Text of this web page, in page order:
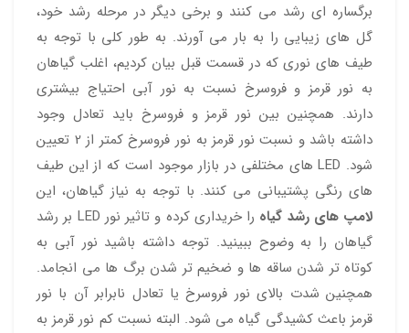
برگساره ای رشد می کنند و برخی دیگر در مرحله رشد خود،
گل های زیبایی را به بار می آورند. به طور کلی با توجه به
طیف های نوری که در قسمت قبل بیان کردیم، اغلب گیاهان
به نور قرمز و فروسرخ نسبت به نور آبی احتیاج بیشتری
دارند. همچنین بین نور قرمز و فروسرخ باید تعادل وجود
داشته باشد و نسبت نور قرمز به نور فروسرخ کمتر از 2 تعیین
شود. LED های مختلفی در بازار موجود است که از این طیف
های رنگی پشتیبانی می کنند. با توجه به نیاز گیاهان، این
لامپ های رشد گیاه
را خریداری کرده و تاثیر نور LED بر رشد
گیاهان را به وضوح ببینید. توجه داشته باشید نور آبی به
کوتاه تر شدن ساقه ها و ضخیم تر شدن برگ ها می انجامد.
همچنین شدت بالای نور فروسرخ یا تعادل نابرابر آن با نور
قرمز باعث کشیدگی گیاه می شود. البته نسبت کم نور قرمز به